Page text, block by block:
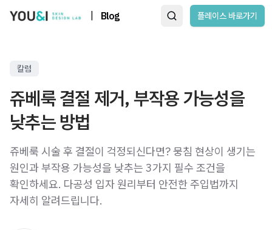
Blog 플레이스 바로가기
칼럼
쥬베룩 결절 제거, 부작용 가능성을
낮추는 방법
쥬베룩 시술 후 결절이 걱정되신다면? 뭉침 현상이 생기는
원인과 부작용 가능성을 낮추는 3가지 필수 조건을
확인하세요. 다공성 입자 원리부터 안전한 주입법까지
자세히 알려드립니다.